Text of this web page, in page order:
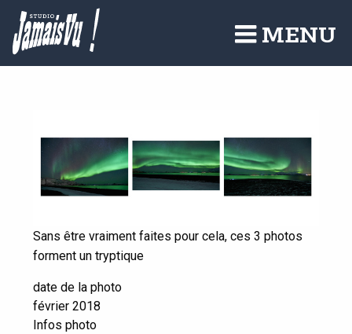
Aller
contenu
principal
MENU
Sans être vraiment faites pour cela, ces 3 photos
forment un tryptique
date de la photo
février 2018
Infos photo